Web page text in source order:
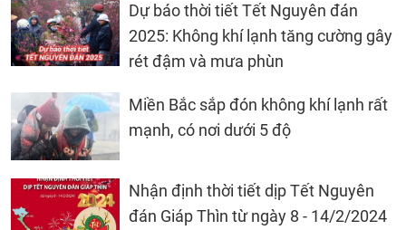
Dự báo thời tiết Tết Nguyên đán
2025: Không khí lạnh tăng cường gây
rét đậm và mưa phùn
Miền Bắc sắp đón không khí lạnh rất
mạnh, có nơi dưới 5 độ
Nhận định thời tiết dịp Tết Nguyên
đán Giáp Thìn từ ngày 8 - 14/2/2024